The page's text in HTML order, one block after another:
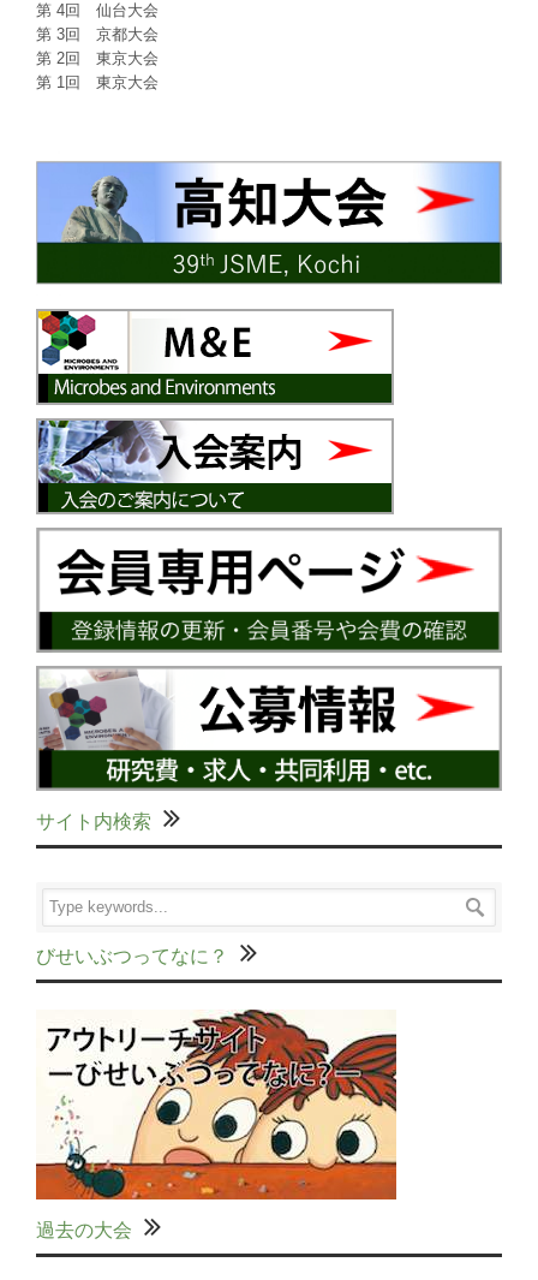
第 4回 仙台大会
第 3回 京都大会
第 2回 東京大会
第 1回 東京大会
サイト内検索
びせいぶつってなに？
過去の大会